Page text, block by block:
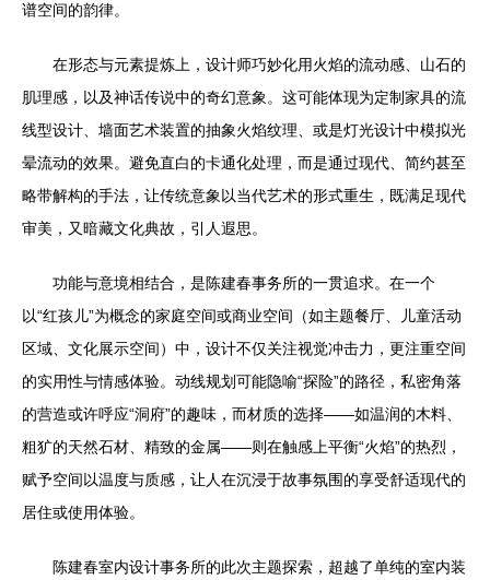
谱空间的韵律。
在形态与元素提炼上，设计师巧妙化用火焰的流动感、山石的
肌理感，以及神话传说中的奇幻意象。这可能体现为定制家具的流
线型设计、墙面艺术装置的抽象火焰纹理、或是灯光设计中模拟光
晕流动的效果。避免直白的卡通化处理，而是通过现代、简约甚至
略带解构的手法，让传统意象以当代艺术的形式重生，既满足现代
审美，又暗藏文化典故，引人遐思。
功能与意境相结合，是陈建春事务所的一贯追求。在一个
以“红孩儿”为概念的家庭空间或商业空间（如主题餐厅、儿童活动
区域、文化展示空间）中，设计不仅关注视觉冲击力，更注重空间
的实用性与情感体验。动线规划可能隐喻“探险”的路径，私密角落
的营造或许呼应“洞府”的趣味，而材质的选择——如温润的木料、
粗犷的天然石材、精致的金属——则在触感上平衡“火焰”的热烈，
赋予空间以温度与质感，让人在沉浸于故事氛围的享受舒适现代的
居住或使用体验。
陈建春室内设计事务所的此次主题探索，超越了单纯的室内装